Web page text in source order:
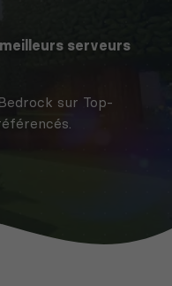
serveurs
sur Top-